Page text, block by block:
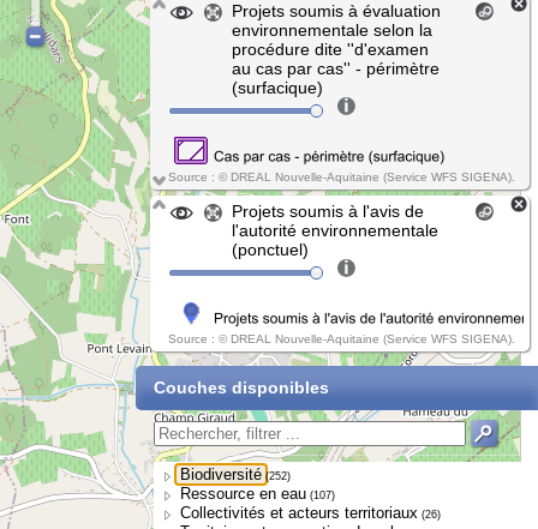
Projets soumis à évaluation
environnementale selon la
procédure dite ''d'examen
au cas par cas'' - périmètre
(surfacique)
Source : © DREAL Nouvelle-Aquitaine (Service WFS SIGENA).
Projets soumis à l'avis de
l'autorité environnementale
(ponctuel)
Source : © DREAL Nouvelle-Aquitaine (Service WFS SIGENA).
Couches disponibles
Biodiversité (252)
Ressource en eau (107)
Collectivités et acteurs territoriaux (26)